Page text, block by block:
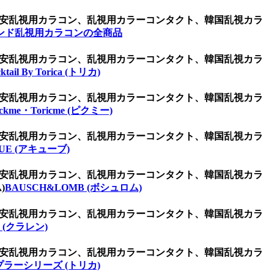
乱視用カラコン、乱視用カラーコンタクト、韓国乱視カラ
ド乱視用カラコンの全商品
乱視用カラコン、乱視用カラーコンタクト、韓国乱視カラ
By Torica (トリカ)
乱視用カラコン、乱視用カラーコンタクト、韓国乱視カラ
・Toricme (ピクミー)
乱視用カラコン、乱視用カラーコンタクト、韓国乱視カラ
(アキューブ)
乱視用カラコン、乱視用カラーコンタクト、韓国乱視カラ
)BAUSCH&LOMB (ボシュロム)
乱視用カラコン、乱視用カラーコンタクト、韓国乱視カラ
クラレン)
乱視用カラコン、乱視用カラーコンタクト、韓国乱視カラ
ラーシリーズ (トリカ)